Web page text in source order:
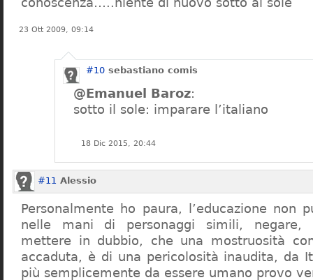
23 Ott 2009, 09:14
#10 sebastiano comis
@Emanuel Baroz:
sotto il sole: imparare l’italiano
18 Dic 2015, 20:44
#11 Alessio
Personalmente ho paura, l’educazione non
nelle mani di personaggi simili, negare,
mettere in dubbio, che una mostruosità
accaduta, è di una pericolosità inaudita, da
più semplicemente da essere umano provo